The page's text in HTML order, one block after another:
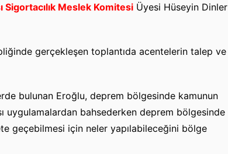
Meslek Komitesi Üyesi Hüseyin Dinler
gerçekleşen toplantıda acentelerin talep ve
bulunan Eroğlu, deprem bölgesinde kamunun
uygulamalardan bahsederken deprem bölgesinde
geçebilmesi için neler yapılabileceğini bölge